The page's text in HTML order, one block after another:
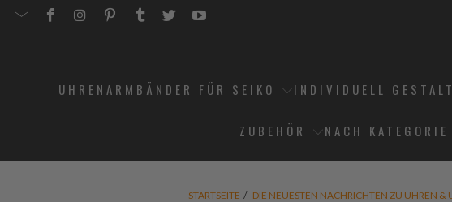
EMAILSTRAPCODE
STRAPCODE
INSTAGRAM
STRAPCODE
PINTEREST
STRAPCODE
STRAPCODE
TWITTER
STRAPCODE
YOUTUBE
UHRENARMBÄNDER FÜR SEIKO INDIVIDUELL
ZUBEHÖR NACH KATEGORIE
STARTSEITE / DIE NEUESTEN NACHRICHTEN ZU UHREN &